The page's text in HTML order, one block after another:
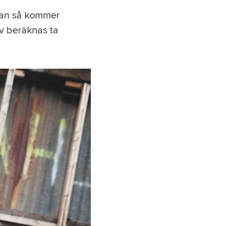
så kommer
beräknas ta